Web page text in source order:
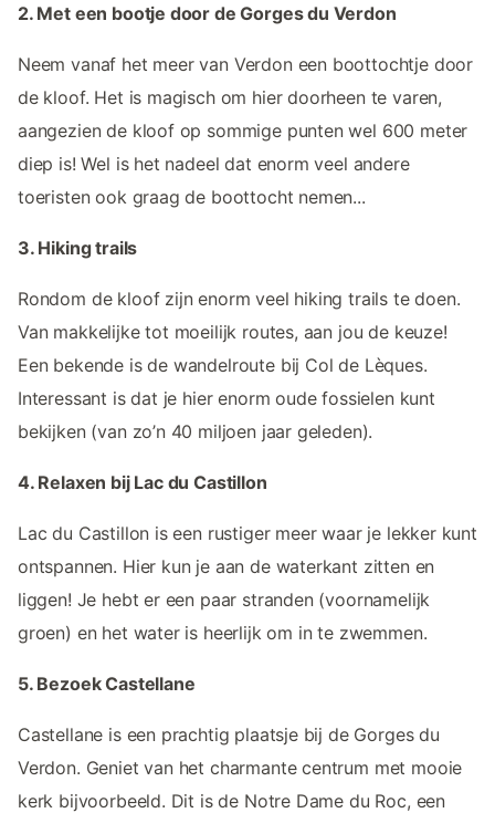
2. Met een bootje door de Gorges du Verdon
Neem vanaf het meer van Verdon een boottochtje door
de kloof. Het is magisch om hier doorheen te varen,
aangezien de kloof op sommige punten wel 600 meter
diep is! Wel is het nadeel dat enorm veel andere
toeristen ook graag de boottocht nemen...
3. Hiking trails
Rondom de kloof zijn enorm veel hiking trails te doen.
Van makkelijke tot moeilijk routes, aan jou de keuze!
Een bekende is de wandelroute bij Col de Lèques.
Interessant is dat je hier enorm oude fossielen kunt
bekijken (van zo’n 40 miljoen jaar geleden).
4. Relaxen bij Lac du Castillon
Lac du Castillon is een rustiger meer waar je lekker kunt
ontspannen. Hier kun je aan de waterkant zitten en
liggen! Je hebt er een paar stranden (voornamelijk
groen) en het water is heerlijk om in te zwemmen.
5. Bezoek Castellane
Castellane is een prachtig plaatsje bij de Gorges du
Verdon. Geniet van het charmante centrum met mooie
kerk bijvoorbeeld. Dit is de Notre Dame du Roc, een